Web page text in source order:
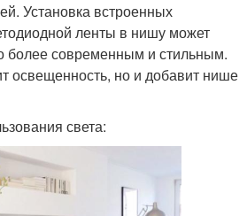
Установка встроенных
ленты в нишу может
более современным и стильным.
освещенность, но и добавит нише
света: